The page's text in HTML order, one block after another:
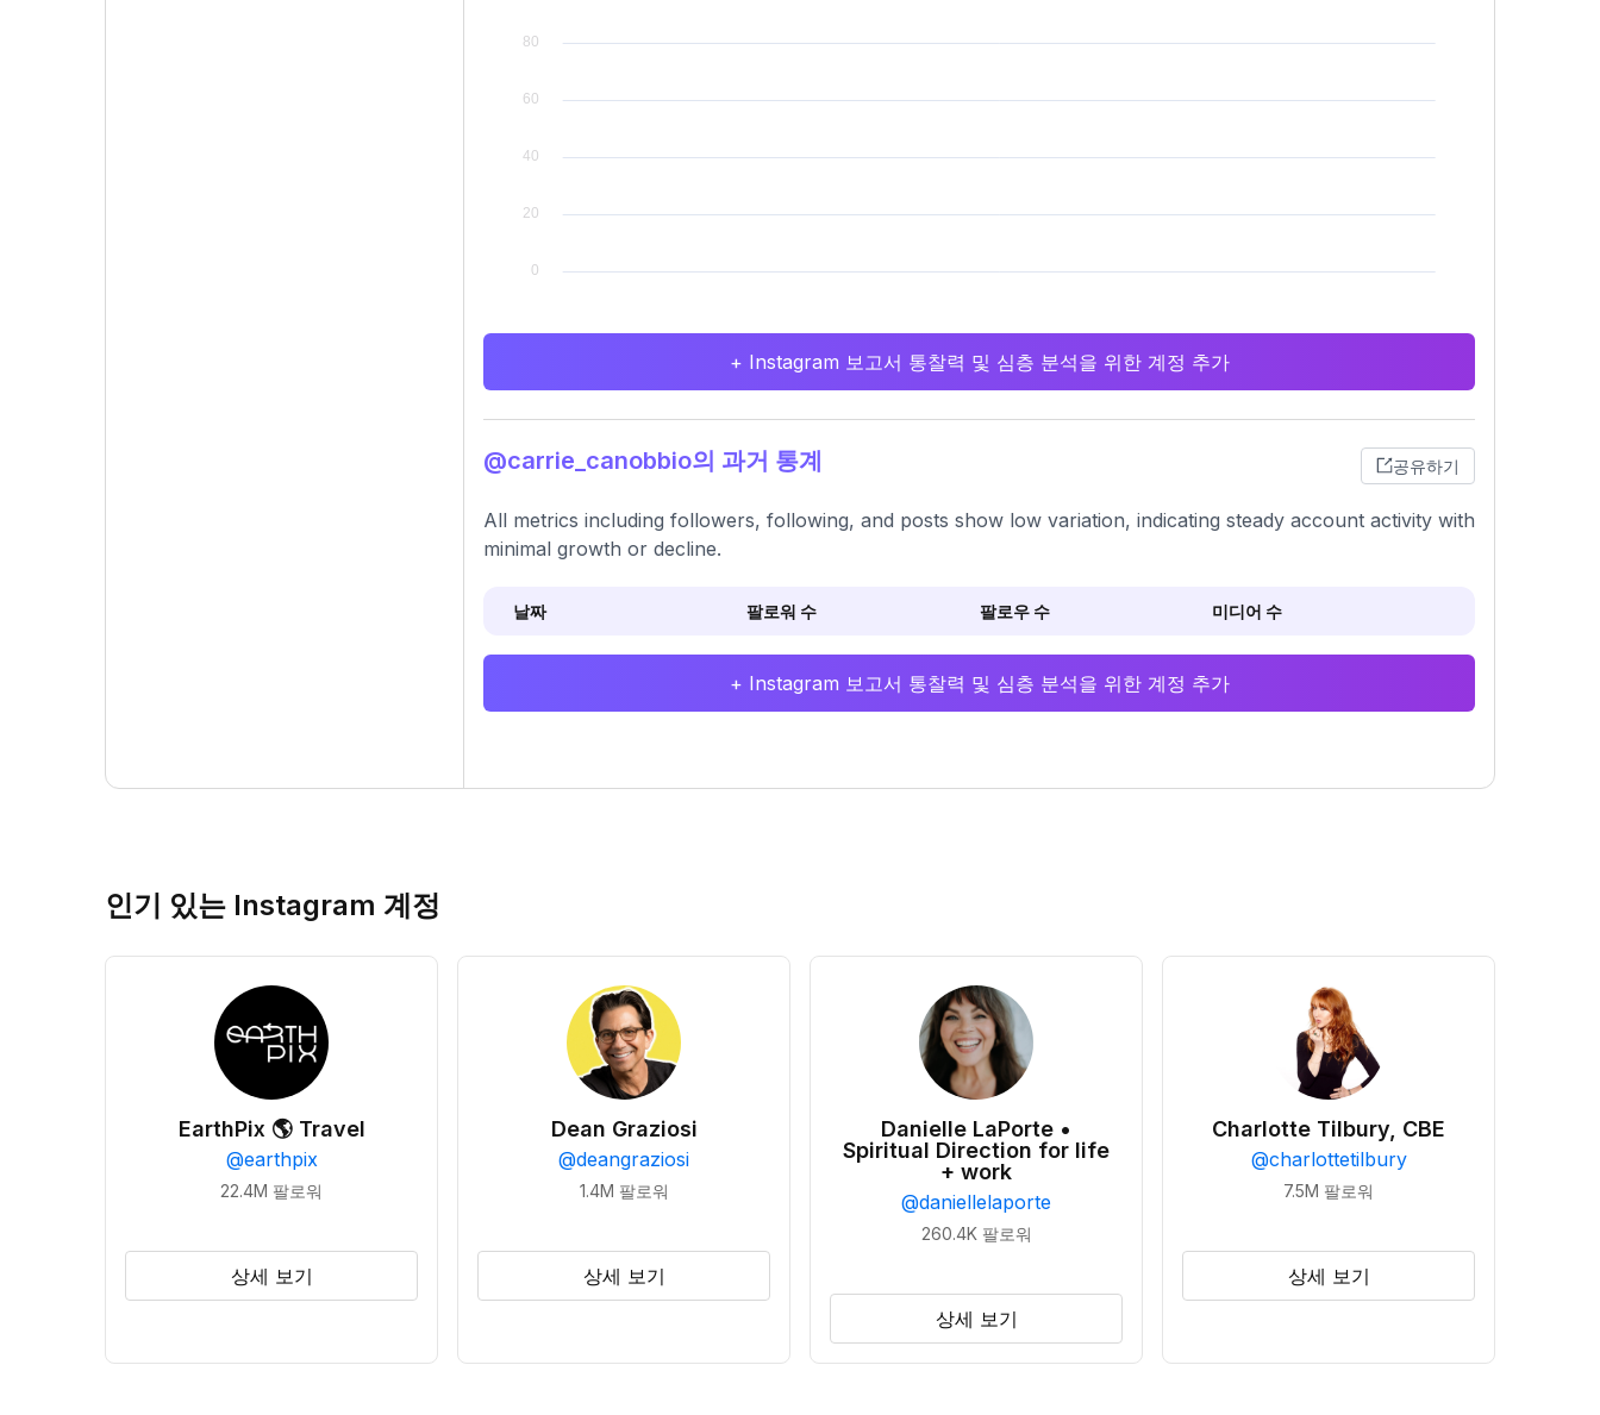
+ Instagram 보고서 통찰력 및 심층 분석을 위한 계정 추가
@carrie_canobbio의 과거 통계 공유하기
All metrics including followers, following, and posts show low variation, indicating steady account activity with
minimal growth or decline.
날짜 팔로워 수 팔로우 수 미디어 수
+ Instagram 보고서 통찰력 및 심층 분석을 위한 계정 추가
인기 있는 Instagram 계정
EarthPix 🌎 Travel
@earthpix
22.4M 팔로워
상세 보기
Dean Graziosi
@deangraziosi
1.4M 팔로워
상세 보기
Danielle LaPorte •
Spiritual Direction for life
+ work
@daniellelaporte
260.4K 팔로워
상세 보기
Charlotte Tilbury, CBE
@charlottetilbury
7.5M 팔로워
상세 보기